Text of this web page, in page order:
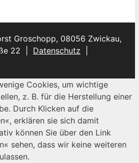
Groschopp, 08056 Zwickau,
22 | Datenschutz
Cookies, um wichtige
z. B. für die Herstellung einer
Durch Klicken auf die
erklären sie sich damit
können Sie über den Link
sehen, dass wir keine weiteren